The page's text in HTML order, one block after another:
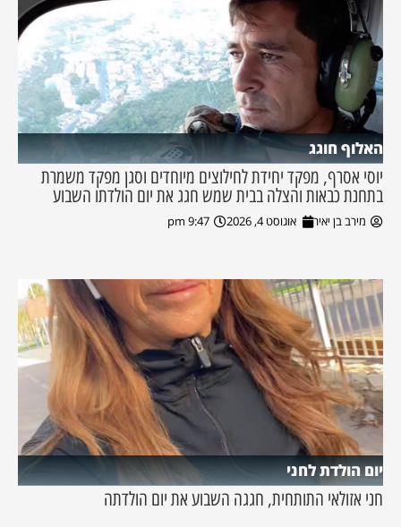
האלוף חוגג
יוסי אסרף, מפקד יחידת לחילוצים מיוחדים וסגן מפקד משמרת
בתחנת כבאות והצלה בבית שמש חגג את יום הולדתו השבוע
מירב בן יאיר אוגוסט 4, 2026 9:47 pm
יום הולדת לחני
חני אזולאי התותחית, חגגה השבוע את יום הולדתה